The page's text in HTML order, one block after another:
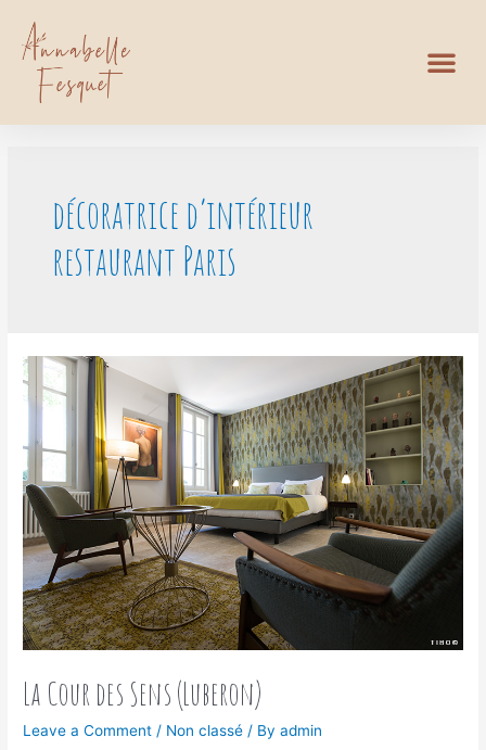
décoratrice d’intérieur
restaurant Paris
La Cour des Sens (Luberon)
Leave a Comment / Non classé / Byadmin